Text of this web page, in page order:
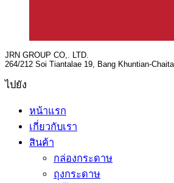
JRN GROUP CO,. LTD.
264/212 Soi Tiantalae 19, Bang Khuntian-
ไปยัง
หน้าแรก
เกี่ยวกับเรา
สินค้า
กล่องกระดาษ
ถุงกระดาษ